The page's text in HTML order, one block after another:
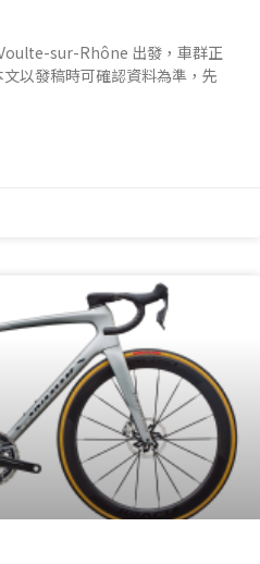
sur-Rhône 出發，車群正
以發稿時可確認資料為準，先